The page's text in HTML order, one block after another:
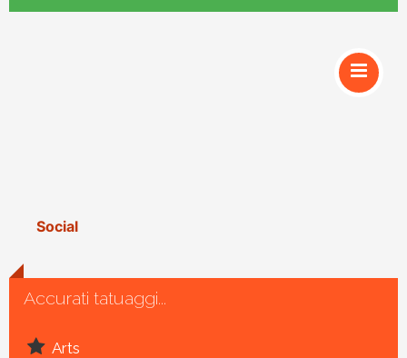
Accurati tatuaggi...
Arts
Social